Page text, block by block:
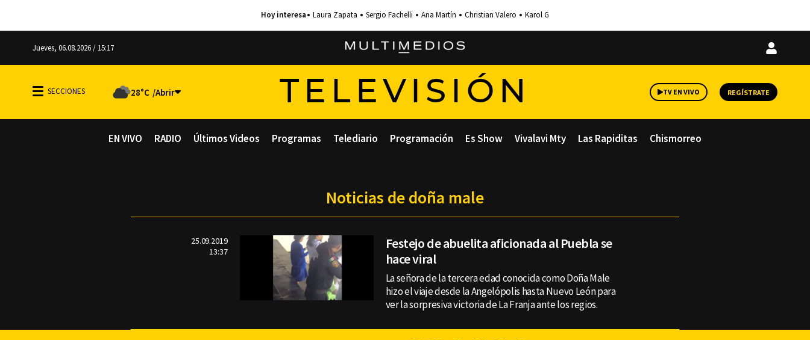
Laura Zapata Sergio Fachelli Ana Martín Christian Valero Karol G
Jueves, 06.08.2026 / 15:17
Iniciar
28°C TELEVISIÓN TV EN VIVO REGÍSTRATE
EN VIVO RADIO Últimos Videos Programas Telediario Programación Es Show Vivalavi Mty Las Rapiditas Chismorreo
Noticias de doña male
25.09.2019
13:37
Festejo de abuelita aficionada al Puebla se
hace viral
La señora de la tercera edad conocida como Doña Male
hizo el viaje desde la Angelópolis hasta Nuevo León para
ver la sorpresiva victoria de La Franja ante los regios.